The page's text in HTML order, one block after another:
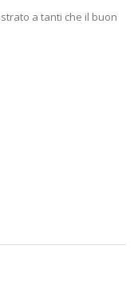
a tanti che il buon